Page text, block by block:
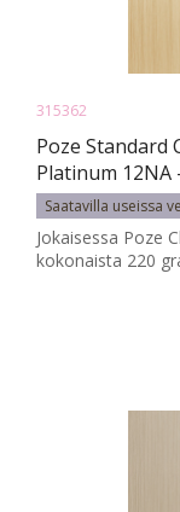
315362
Poze Standard
Platinum 12NA
Saatavilla useissa
Jokaisessa Poze
kokonaista 220